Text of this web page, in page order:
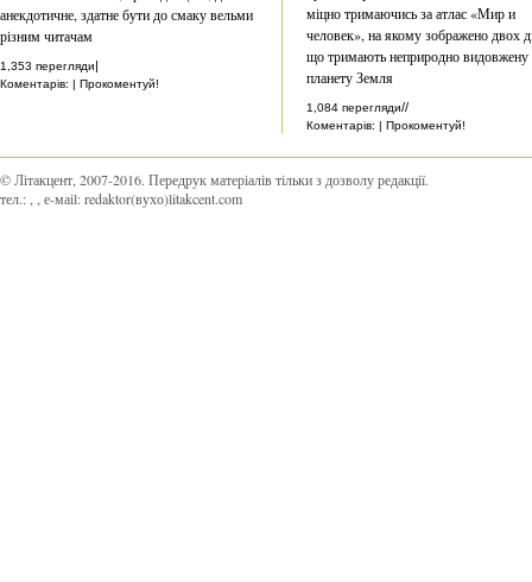
анекдотичне, здатне бути до смаку вельми
різним читачам
1,353 перегляди|
Коментарів: | Прокоментуй!
міцно тримаючись за атлас «Мир и
человек», на якому зображено двох
що тримають неприродно видовжену
планету Земля
1,084 перегляди//
Коментарів: | Прокоментуй!
© Літакцент, 2007-2016. Передрук матеріалів тільки з дозволу редакції.
тел.:
, е-маіl:redaktor(вухо)litakcent.com